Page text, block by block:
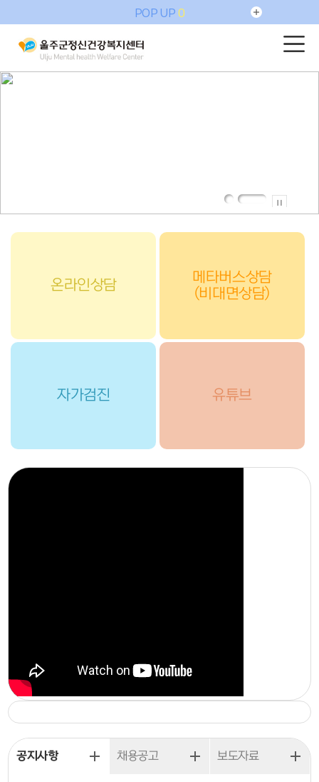
POP UP0
온라인상담
메타버스상담
(비대면상담)
자가검진 유튜브
공지사항 채용공고 보도자료